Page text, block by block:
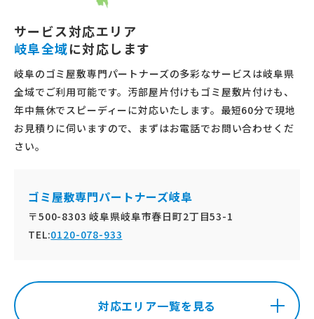
サービス対応エリア
岐阜全域に対応します
岐阜のゴミ屋敷専門パートナーズの多彩なサービスは岐阜県
全域でご利用可能です。汚部屋片付けもゴミ屋敷片付けも、
年中無休でスピーディーに対応いたします。最短60分で現地
お見積りに伺いますので、まずはお電話でお問い合わせくだ
さい。
ゴミ屋敷専門パートナーズ岐阜
〒500-8303 岐阜県岐阜市春日町2丁目53-1
TEL:0120-078-933
対応エリア一覧を見る